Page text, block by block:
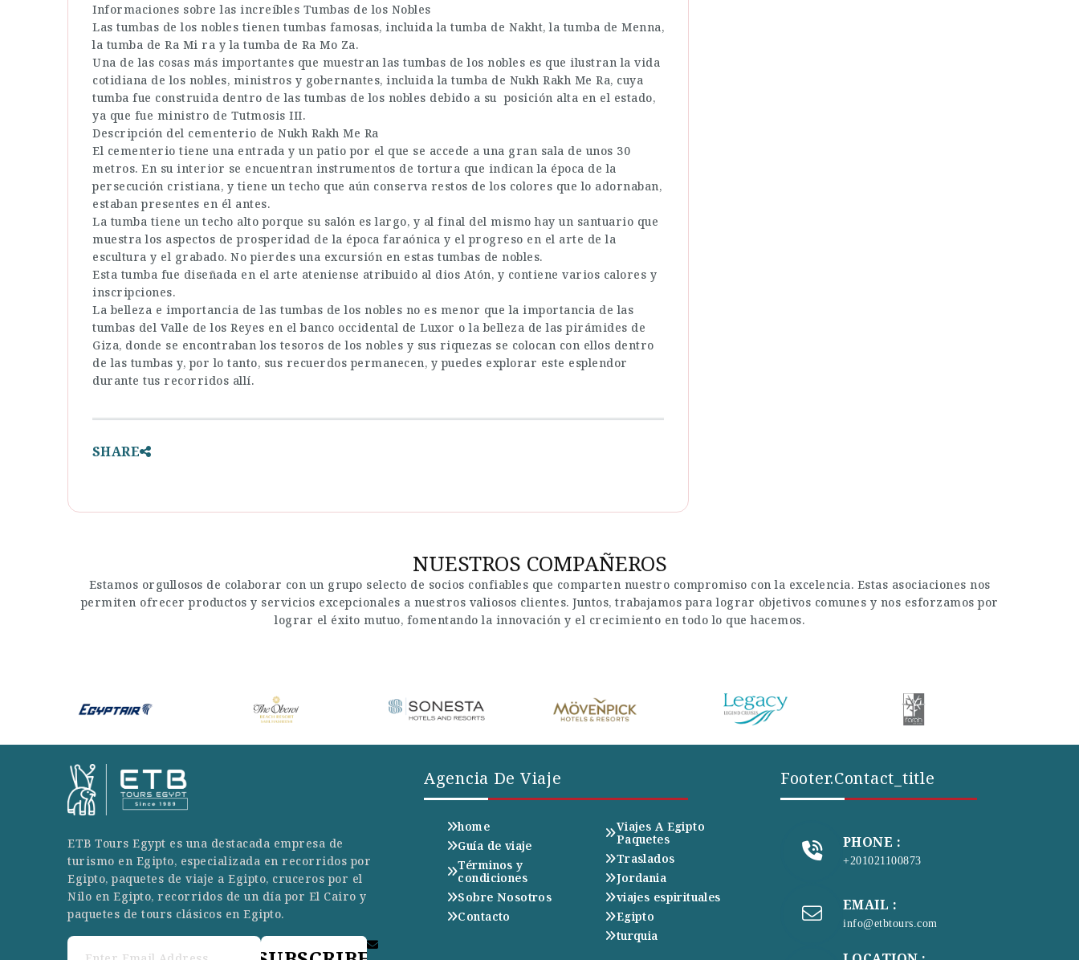
Informaciones sobre las increíbles Tumbas de los Nobles
Las tumbas de los nobles tienen tumbas famosas, incluida la tumba de Nakht, la tumba de Menna,
la tumba de Ra Mi ra y la tumba de Ra Mo Za.
Una de las cosas más importantes que muestran las tumbas de los nobles es que ilustran la vida
cotidiana de los nobles, ministros y gobernantes, incluida la tumba de Nukh Rakh Me Ra, cuya
tumba fue construida dentro de las tumbas de los nobles debido a su posición alta en el estado,
ya que fue ministro de Tutmosis III.
Descripción del cementerio de Nukh Rakh Me Ra
El cementerio tiene una entrada y un patio por el que se accede a una gran sala de unos 30
metros. En su interior se encuentran instrumentos de tortura que indican la época de la
persecución cristiana, y tiene un techo que aún conserva restos de los colores que lo adornaban,
estaban presentes en él antes.
La tumba tiene un techo alto porque su salón es largo, y al final del mismo hay un santuario que
muestra los aspectos de prosperidad de la época faraónica y el progreso en el arte de la
escultura y el grabado. No pierdes una excursión en estas tumbas de nobles.
Esta tumba fue diseñada en el arte ateniense atribuido al dios Atón, y contiene varios calores y
inscripciones.
La belleza e importancia de las tumbas de los nobles no es menor que la importancia de las
tumbas del Valle de los Reyes en el banco occidental de Luxor o la belleza de las pirámides de
Giza, donde se encontraban los tesoros de los nobles y sus riquezas se colocan con ellos dentro
de las tumbas y, por lo tanto, sus recuerdos permanecen, y puedes explorar este esplendor
durante tus recorridos allí.
SHARE
NUESTROS COMPAÑEROS
Estamos orgullosos de colaborar con un grupo selecto de socios confiables que comparten nuestro compromiso con la excelencia. Estas asociaciones nos
permiten ofrecer productos y servicios excepcionales a nuestros valiosos clientes. Juntos, trabajamos para lograr objetivos comunes y nos esforzamos por
lograr el éxito mutuo, fomentando la innovación y el crecimiento en todo lo que hacemos.
ETB Tours Egypt es una destacada empresa de
turismo en Egipto, especializada en recorridos por
Egipto, paquetes de viaje a Egipto, cruceros por el
Nilo en Egipto, recorridos de un día por El Cairo y
paquetes de tours clásicos en Egipto.
Agencia De Viaje
home
Guía de viaje
Términos y
condiciones
Sobre Nosotros
Contacto
Viajes A Egipto
Paquetes
Traslados
Jordania
viajes espirituales
Egipto
turquia
Footer.contact_title
PHONE :
+201021100873
EMAIL :
info@etbtours.com